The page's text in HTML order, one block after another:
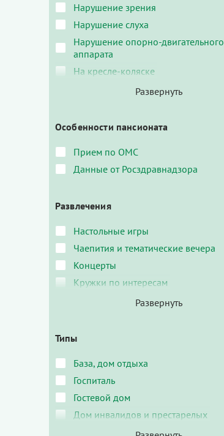
Нарушение зрения
Нарушение слуха
Нарушение опорно-двигательного
аппарата
На кресле-коляске
Особенности пансионата
Прием по ОМС
Данные от Росздравнадзора
Развлечения
Настольные игры
Чаепития и тематические вечера
Концерты
Кружки по интересам
Типы
База, дом отдыха
Госпиталь
Гостевой дом
Дом инвалидов и престарелых